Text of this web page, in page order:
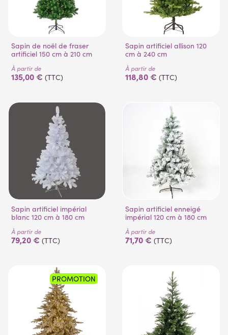
Sapin de noël de fraser
artificiel 150 cm à 210 cm
À partir de
135,00 € (TTC)
Sapin artificiel allison 120
cm à 240 cm
À partir de
118,80 € (TTC)
Sapin artificiel impérial
blanc 120 cm à 180 cm
À partir de
79,20 € (TTC)
Sapin artificiel enneigé
impérial 120 cm à 180 cm
À partir de
71,70 € (TTC)
PROMOTION